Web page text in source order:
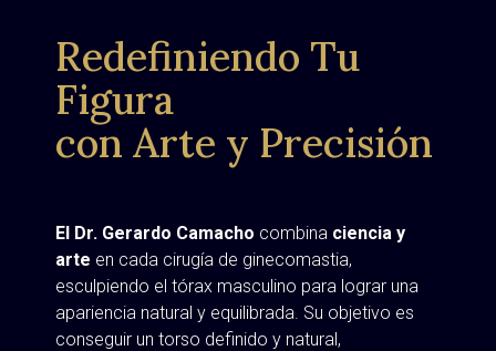
Redefiniendo Tu
Figura
con Arte y Precisión
El Dr. Gerardo Camacho combina ciencia y
arte en cada cirugía de ginecomastia,
esculpiendo el tórax masculino para lograr una
apariencia natural y equilibrada. Su objetivo es
conseguir un torso definido y natural,